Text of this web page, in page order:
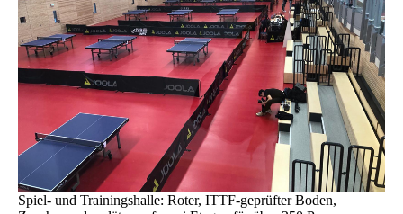
Spiel- und Trainingshalle: Roter, ITTF-geprüfter Boden,